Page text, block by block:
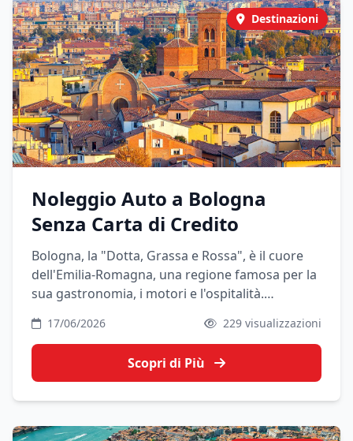
Destinazioni
Noleggio Auto a Bologna
Senza Carta di Credito
Bologna, la "Dotta, Grassa e Rossa", è il cuore
dell'Emilia-Romagna, una regione famosa per la
sua gastronomia, i motori e l'ospitalità.
esplorare la Motor Valley, la Food Valley e
l'Appennino.
17/06/2026 229 visualizzazioni
Scopri di Più